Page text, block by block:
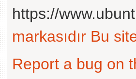
https://
markasıdır Bu
Report a bug on